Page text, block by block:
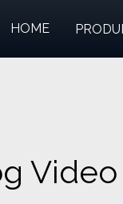
HOME